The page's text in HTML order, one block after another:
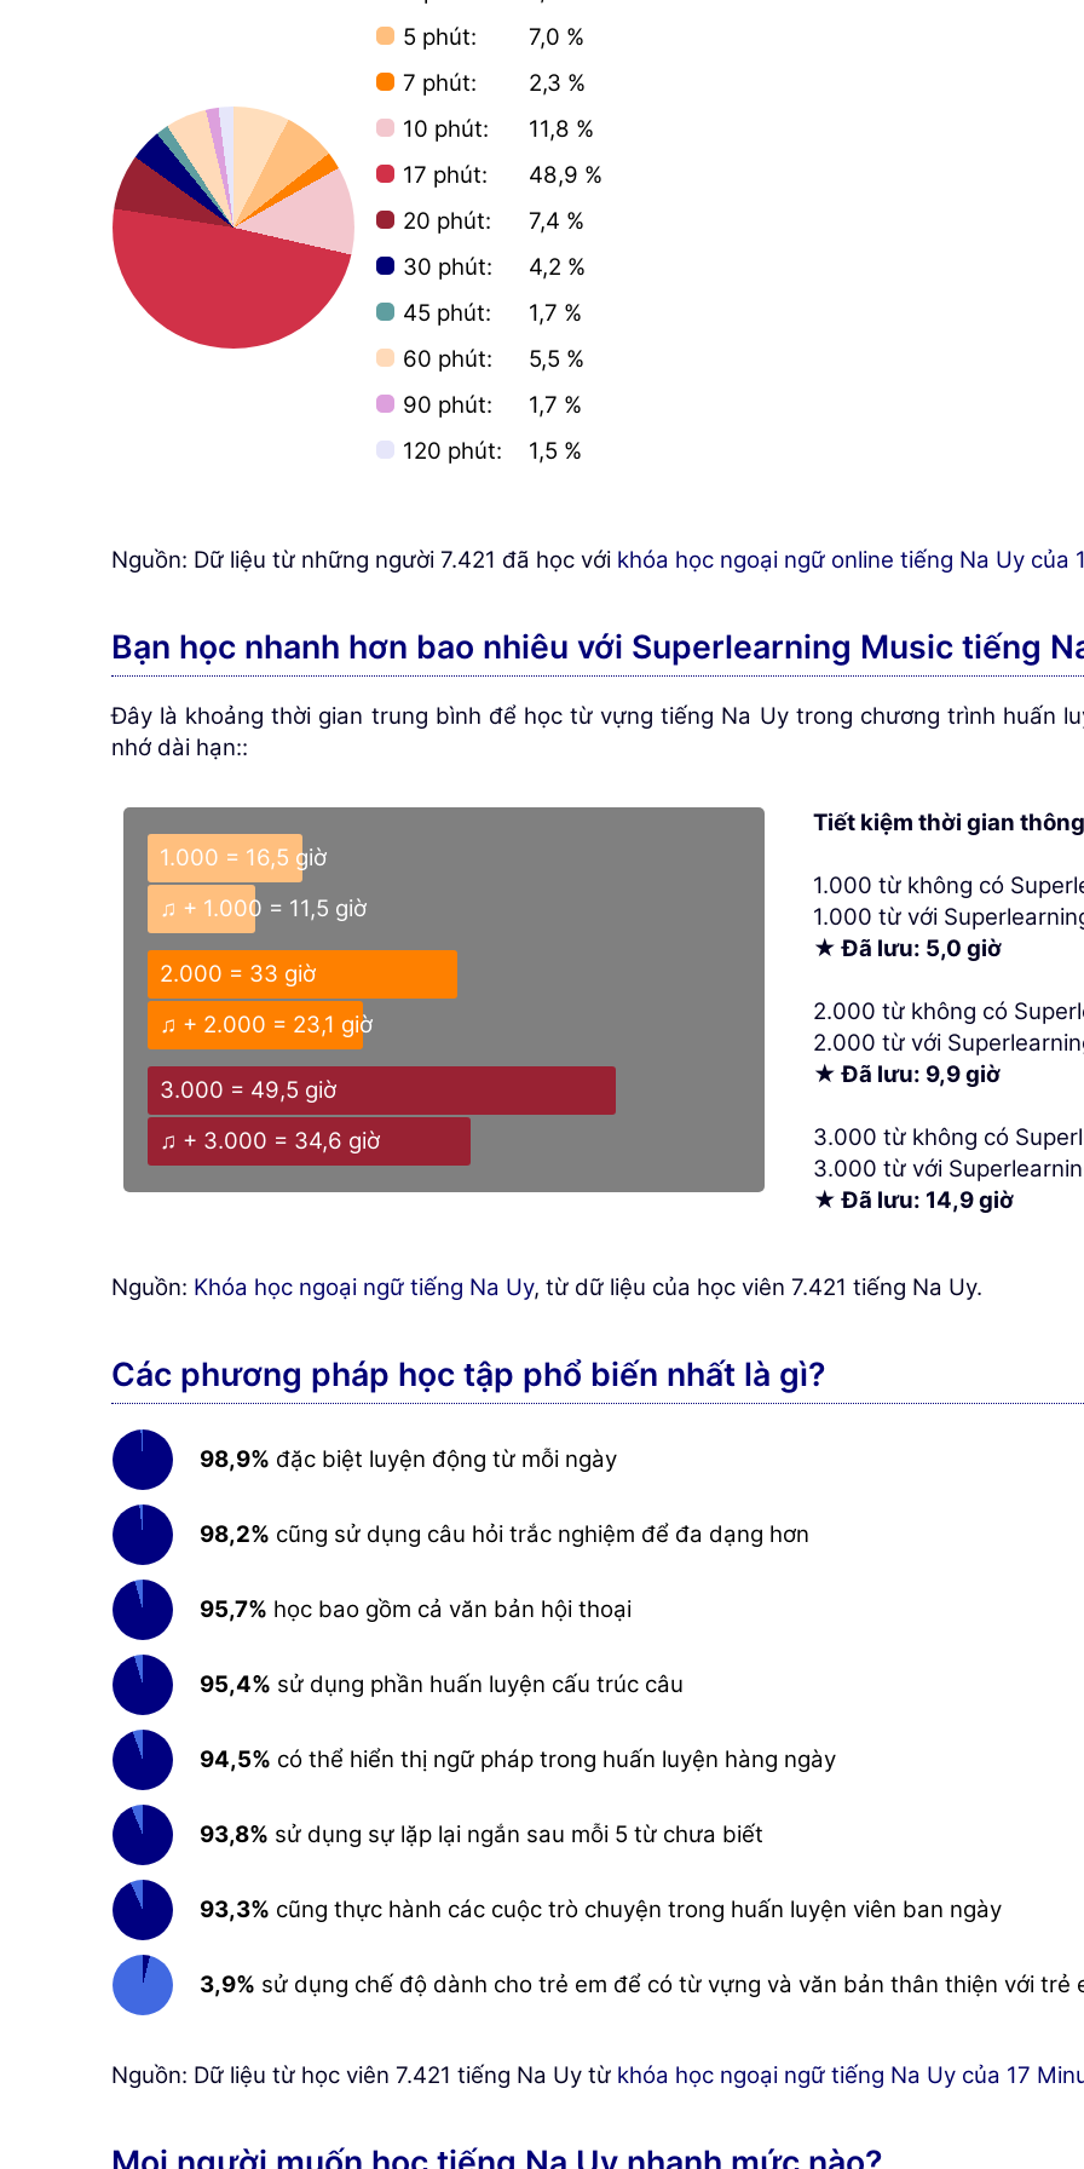
5 phút:
7,0 %
7 phút:
2,3 %
10 phút:
11,8 %
17 phút:
48,9 %
20 phút:
7,4 %
30 phút:
4,2 %
45 phút:
1,7 %
60 phút:
5,5 %
90 phút:
1,7 %
120 phút:
1,5 %
Nguồn: Dữ liệu từ những người 7.421 đã học với khóa học ngoại ngữ online tiếng Na Uy của
Bạn học nhanh hơn bao nhiêu với Superlearning Music tiếng
Đây là khoảng thời gian trung bình để học từ vựng tiếng Na Uy trong chương trình huấn
nhớ dài hạn::
1.000 = 16,5 giờ
♫ + 1.000 = 11,5 giờ
2.000 = 33 giờ
♫ + 2.000 = 23,1 giờ
3.000 = 49,5 giờ
♫ + 3.000 = 34,6 giờ
Tiết kiệm thời gian
1.000 từ không có
1.000 từ với
★ Đã lưu: 5,0 giờ
2.000 từ không có
2.000 từ với
★ Đã lưu: 9,9 giờ
3.000 từ không có
3.000 từ với
★ Đã lưu: 14,9 giờ
Nguồn: Khóa học ngoại ngữ tiếng Na Uy, từ dữ liệu của học viên 7.421 tiếng Na Uy.
Các phương pháp học tập phổ biến nhất là gì?
98,9% đặc biệt luyện động từ mỗi ngày
98,2% cũng sử dụng câu hỏi trắc nghiệm để đa dạng hơn
95,7% học bao gồm cả văn bản hội thoại
95,4% sử dụng phần huấn luyện cấu trúc câu
94,5% có thể hiển thị ngữ pháp trong huấn luyện hàng ngày
93,8% sử dụng sự lặp lại ngắn sau mỗi 5 từ chưa biết
93,3% cũng thực hành các cuộc trò chuyện trong huấn luyện viên ban ngày
3,9% sử dụng chế độ dành cho trẻ em để có từ vựng và văn bản thân thiện với trẻ
Nguồn: Dữ liệu từ học viên 7.421 tiếng Na Uy từ khóa học ngoại ngữ tiếng Na Uy của 17